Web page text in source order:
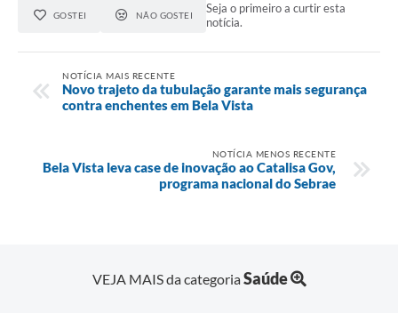
GOSTEI NÃO GOSTEI
Seja o primeiro a curtir esta
notícia.
NOTÍCIA MAIS RECENTE
Novo trajeto da tubulação garante mais segurança
contra enchentes em Bela Vista
NOTÍCIA MENOS RECENTE
Bela Vista leva case de inovação ao Catalisa Gov,
programa nacional do Sebrae
VEJA MAIS da categoriaSaúde